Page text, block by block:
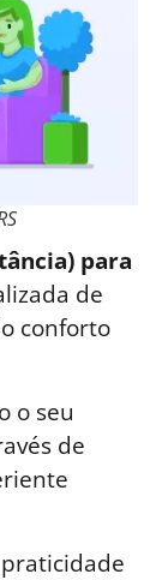
para
de
conforto
o seu
de